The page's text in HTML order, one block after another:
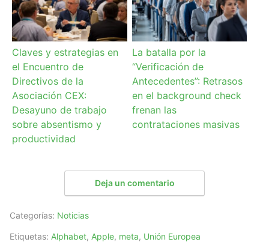
Claves y estrategias en
el Encuentro de
Directivos de la
Asociación CEX:
Desayuno de trabajo
sobre absentismo y
productividad
La batalla por la
“Verificación de
Antecedentes”: Retrasos
en el background check
frenan las
contrataciones masivas
Deja un comentario
Categorías: Noticias
Etiquetas: Alphabet, Apple, meta, Unión Europea